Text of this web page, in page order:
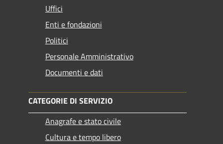
Uffici
Enti e fondazioni
Politici
Personale Amministrativo
Documenti e dati
CATEGORIE DI SERVIZIO
Anagrafe e stato civile
Cultura e tempo libero